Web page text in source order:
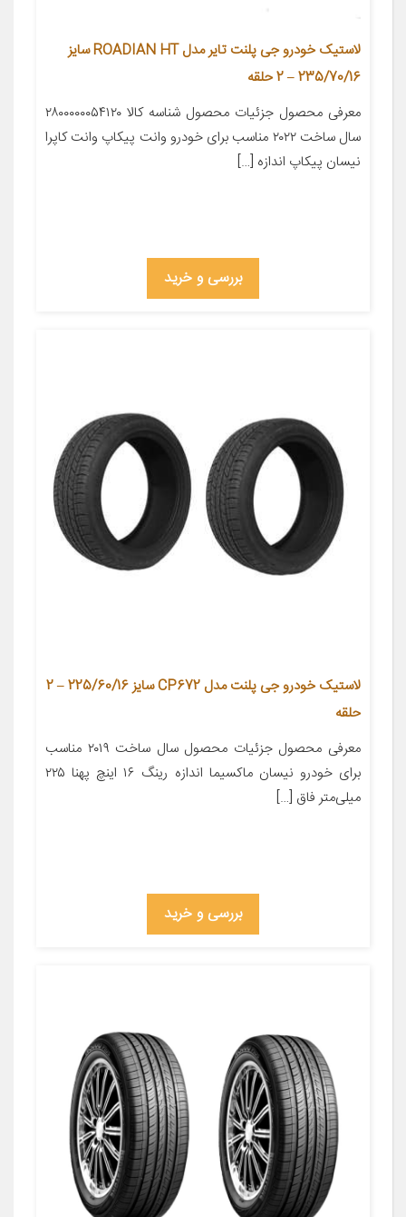
لاستیک خودرو جی پلنت تایر مدل ROADIAN HT سایز
235/70/16 – 2 حلقه
معرفی محصول جزئیات محصول شناسه کالا ۲۸۰۰۰۰۰۰۵۴۱۲۰
سال ساخت ۲۰۲۲ مناسب برای خودرو وانت پیکاپ وانت کاپرا
نیسان پیکاپ اندازه […]
بررسی و خرید
لاستیک خودرو جی پلنت مدل CP672 سایز 225/60/16 – 2
حلقه
معرفی محصول جزئیات محصول سال ساخت ۲۰۱۹ مناسب
برای خودرو نیسان ماکسیما اندازه رینگ ۱۶ اینچ پهنا ۲۲۵
میلی‌متر فاق […]
بررسی و خرید